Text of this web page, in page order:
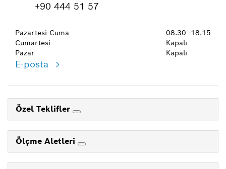
+90 444 51 57
Pazartesi-Cuma
Cumartesi
Pazar
08.30 -18.15
Kapalı
Kapalı
E-posta
Özel Teklifler
Ölçme Aletleri